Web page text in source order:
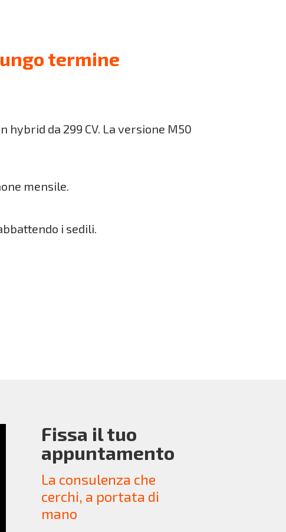
termine
hybrid da 299 CV. La versione M50
mensile.
i sedili.
Fissa il tuo
appuntamento
La consulenza che
cerchi, a portata di
mano